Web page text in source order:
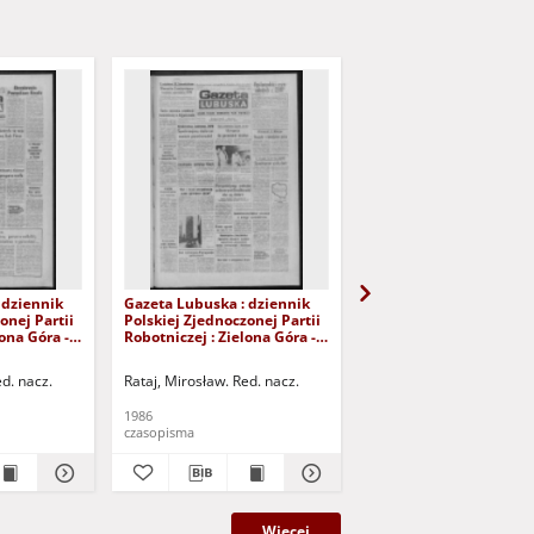
dziennik
Partii
Góra -
nacz.
Gazeta Lubuska : dziennik
Polskiej Zjednoczonej Partii
Robotniczej : Zielona Góra -
Rataj, Mirosław. Red. nacz.
1986
czasopisma